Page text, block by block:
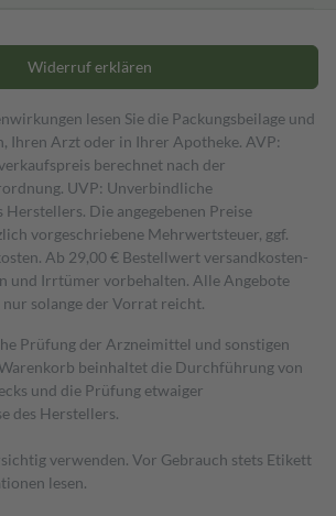
Widerruf erklären
lesen Sie die Packungsbeilage und
Ihren Arzt oder in Ihrer Apotheke. AVP:
berechnet nach der
UVP: Unverbindliche
Herstellers. Die angegebenen Preise
vorgeschriebene Mehrwertsteuer, ggf.
Ab 29,00 € Bestell­wert versand­kosten­
und Irrtümer vorbehalten. Alle Angebote
solange der Vorrat reicht.
Prüfung der Arzneimittel und sonstigen
beinhaltet die Durchführung von
und die Prüfung etwaiger
des Herstellers.
verwenden. Vor Gebrauch stets Etikett
lesen.